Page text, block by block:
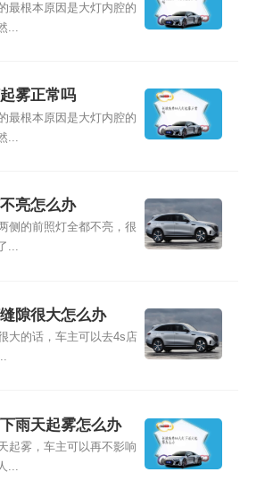
最根本原因是大灯内腔的
...
雾正常吗
最根本原因是大灯内腔的
...
亮怎么办
侧的前照灯全都不亮，很
...
隙很大怎么办
大的话，车主可以去4s店
雨天起雾怎么办
起雾，车主可以再不影响
...